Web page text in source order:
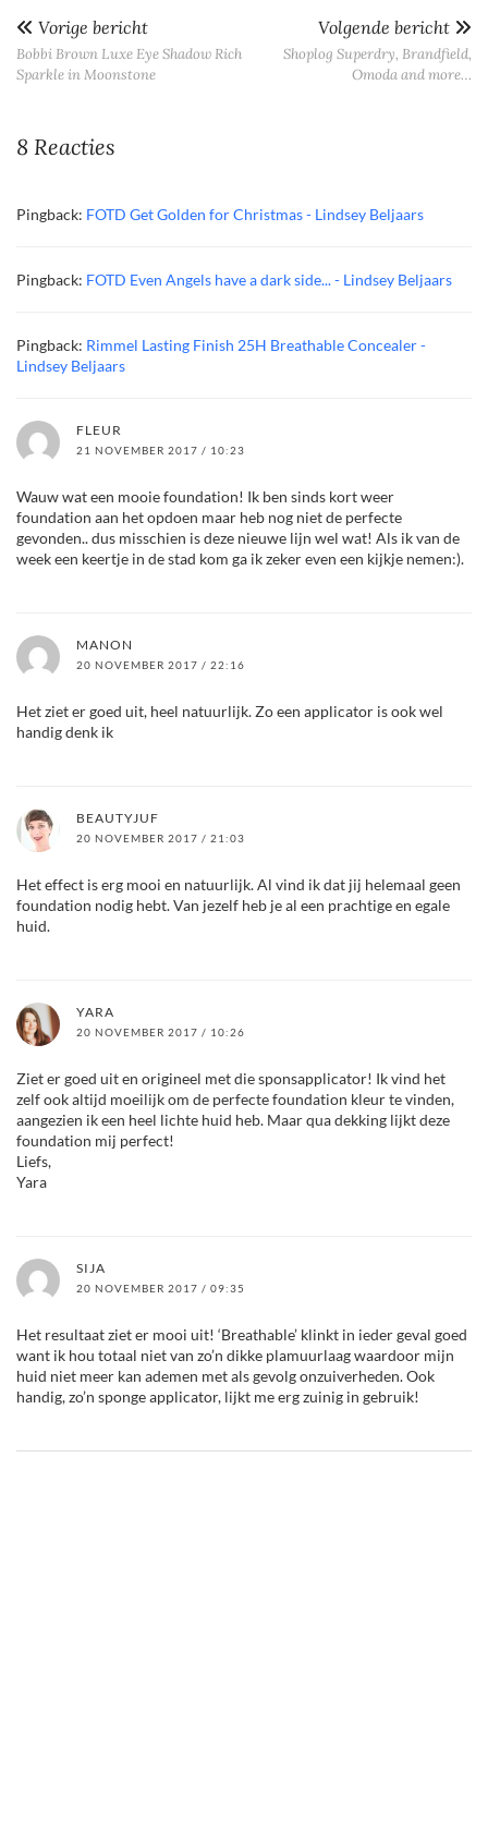
Vorige bericht
Bobbi Brown Luxe Eye Shadow Rich
Sparkle in Moonstone
Volgende bericht
Shoplog Superdry, Brandfield,
Omoda and more…
8 Reacties
Pingback: FOTD Get Golden for Christmas - Lindsey Beljaars
Pingback: FOTD Even Angels have a dark side... - Lindsey Beljaars
Pingback: Rimmel Lasting Finish 25H Breathable Concealer -
Lindsey Beljaars
FLEUR
21 NOVEMBER 2017 / 10:23
Wauw wat een mooie foundation! Ik ben sinds kort weer
foundation aan het opdoen maar heb nog niet de perfecte
gevonden.. dus misschien is deze nieuwe lijn wel wat! Als ik van de
week een keertje in de stad kom ga ik zeker even een kijkje nemen:).
MANON
20 NOVEMBER 2017 / 22:16
Het ziet er goed uit, heel natuurlijk. Zo een applicator is ook wel
handig denk ik
BEAUTYJUF
20 NOVEMBER 2017 / 21:03
Het effect is erg mooi en natuurlijk. Al vind ik dat jij helemaal geen
foundation nodig hebt. Van jezelf heb je al een prachtige en egale
huid.
YARA
20 NOVEMBER 2017 / 10:26
Ziet er goed uit en origineel met die sponsapplicator! Ik vind het
zelf ook altijd moeilijk om de perfecte foundation kleur te vinden,
aangezien ik een heel lichte huid heb. Maar qua dekking lijkt deze
foundation mij perfect!
Liefs,
Yara
SIJA
20 NOVEMBER 2017 / 09:35
Het resultaat ziet er mooi uit! ‘Breathable’ klinkt in ieder geval goed
want ik hou totaal niet van zo’n dikke plamuurlaag waardoor mijn
huid niet meer kan ademen met als gevolg onzuiverheden. Ook
handig, zo’n sponge applicator, lijkt me erg zuinig in gebruik!